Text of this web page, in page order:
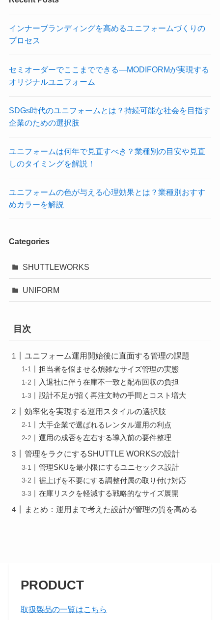
インナーブランディングを高めるユニフォームづくりの
プロセス
セミオーダーでここまでできる—MODIFORMが実現する
オリジナルユニフォーム
SDGs時代のユニフォームとは？持続可能な社会を目指す
企業のための選択肢
ユニフォームは何年で見直すべき？業種別の目安や見直
しのタイミングを解説！
ユニフォームの色が与える心理効果とは？業種別おすす
めカラーを解説
Categories
SHUTTLEWORKS
UNIFORM
目次
ユニフォーム運用開始後に直面する管理の課題
担当者を悩ませる煩雑なサイズ管理の実態
入退社に伴う在庫不一致と配布回収の負担
設計不足が招く再注文時の手間とコスト増大
効率化を実現する運用スタイルの選択肢
大手企業で選ばれるレンタル運用の利点
運用の成否を左右する導入前の要件整理
管理をラクにするSHUTTLE WORKSの設計
管理SKUを最小限にするユニセックス設計
裾上げを不要にする調整付属の取り付け対応
在庫リスクを軽減する戦略的なサイズ展開
まとめ：運用まで考えた設計が管理の質を高める
PRODUCT
取扱製品の一覧はこちら